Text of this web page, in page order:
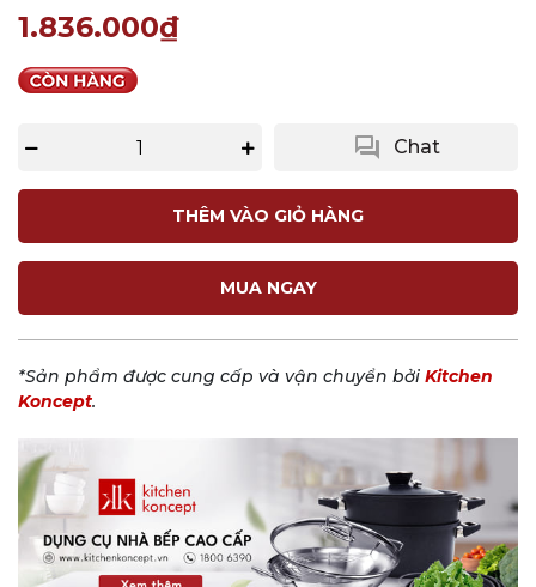
1.836.000₫
question_answer Chat
THÊM VÀO GIỎ HÀNG
MUA NGAY
*Sản phẩm được cung cấp và vận chuyển bởi Kitchen
Koncept.